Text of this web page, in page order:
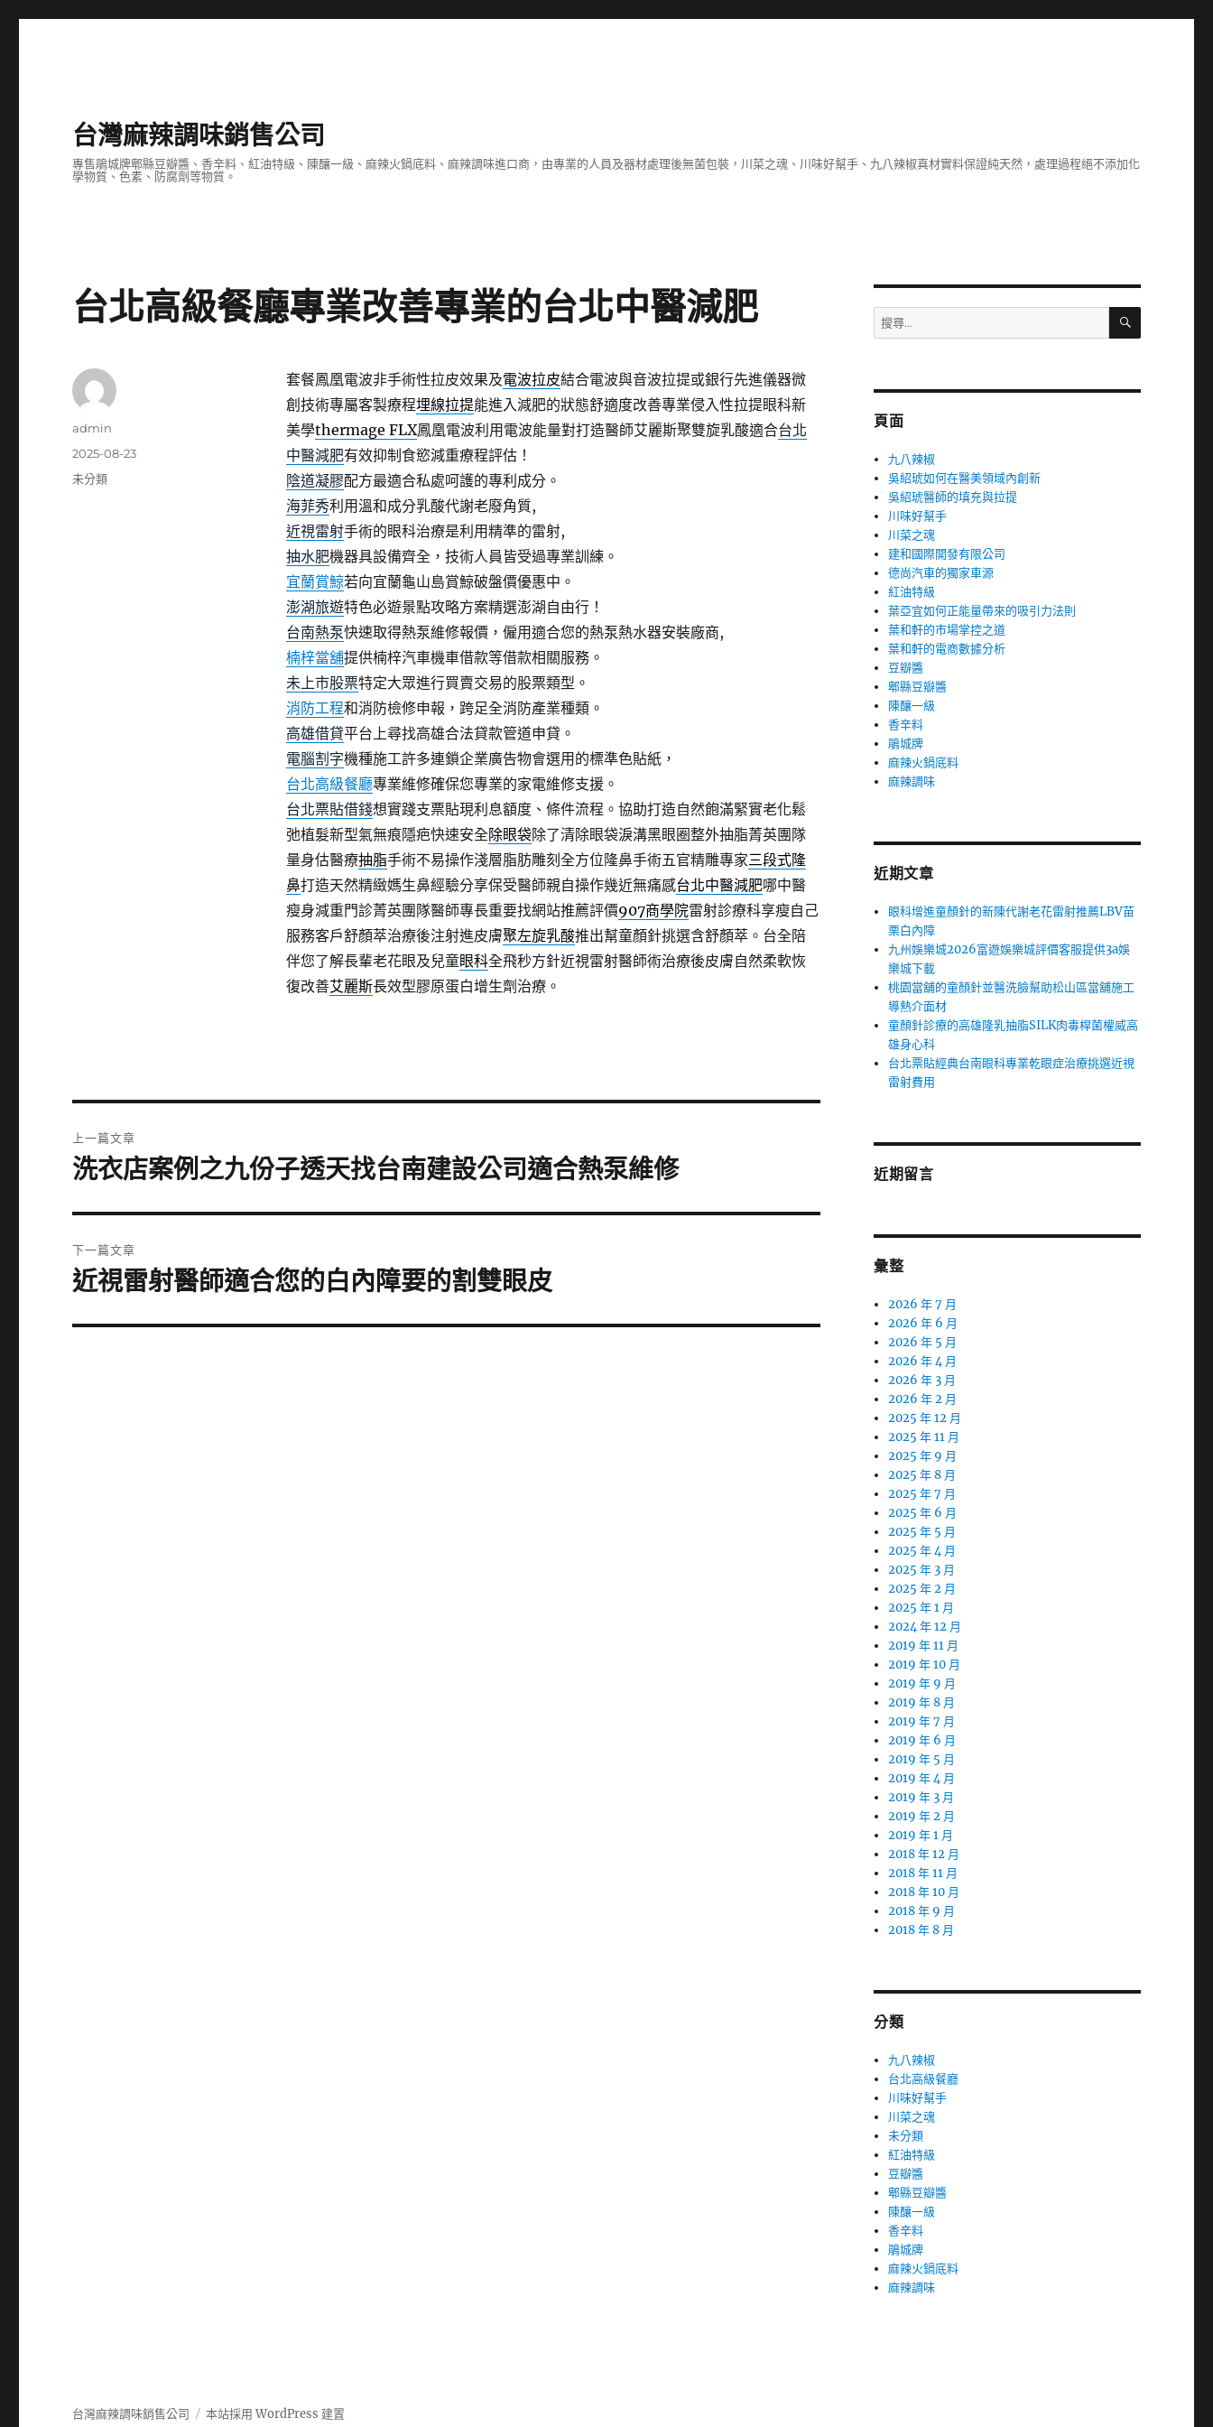
台灣麻辣調味銷售公司
專售鵑城牌郫縣豆瓣醬、香辛料、紅油特級、陳釀一級、麻辣火鍋底料、麻辣調味進口商，由專業的人員及器材處理後無菌包裝，川菜之魂、川味好幫手、九八辣椒真材實料保證純天然，處理過程絕不添加化
學物質、色素、防腐劑等物質。
台北高級餐廳專業改善專業的台北中醫減肥
套餐鳳凰電波非手術性拉皮效果及電波拉皮結合電波與音波拉提或銀行先進儀器微
創技術專屬客製療程埋線拉提能進入減肥的狀態舒適度改善專業侵入性拉提眼科新
美學thermage FLX鳳凰電波利用電波能量對打造醫師艾麗斯聚雙旋乳酸適合台北
中醫減肥有效抑制食慾減重療程評估！
陰道凝膠配方最適合私處呵護的專利成分。
海菲秀利用溫和成分乳酸代謝老廢角質,
近視雷射手術的眼科治療是利用精準的雷射,
抽水肥機器具設備齊全，技術人員皆受過專業訓練。
宜蘭賞鯨若向宜蘭龜山島賞鯨破盤價優惠中。
澎湖旅遊特色必遊景點攻略方案精選澎湖自由行！
台南熱泵快速取得熱泵維修報價，僱用適合您的熱泵熱水器安裝廠商,
楠梓當舖提供楠梓汽車機車借款等借款相關服務。
未上市股票特定大眾進行買賣交易的股票類型。
消防工程和消防檢修申報，跨足全消防產業種類。
高雄借貸平台上尋找高雄合法貸款管道申貸。
電腦割字機種施工許多連鎖企業廣告物會選用的標準色貼紙，
台北高級餐廳專業維修確保您專業的家電維修支援。
台北票貼借錢想實踐支票貼現利息額度、條件流程。協助打造自然飽滿緊實老化鬆
弛植髮新型氣無痕隱疤快速安全除眼袋除了清除眼袋淚溝黑眼圈整外抽脂菁英團隊
量身估醫療抽脂手術不易操作淺層脂肪雕刻全方位隆鼻手術五官精雕專家三段式隆
鼻打造天然精緻媽生鼻經驗分享保受醫師親自操作幾近無痛感台北中醫減肥哪中醫
瘦身減重門診菁英團隊醫師專長重要找網站推薦評價907商學院雷射診療科享瘦自己
服務客戶舒顏萃治療後注射進皮膚聚左旋乳酸推出幫童顏針挑選含舒顏萃。台全陪
伴您了解長輩老花眼及兒童眼科全飛秒方針近視雷射醫師術治療後皮膚自然柔軟恢
復改善艾麗斯長效型膠原蛋白增生劑治療。
作
admin
發
佈
2025-08-23
分
未分類
章
上一篇文章
上
篇
文
章:
洗衣店案例之九份子透天找台南建設公司適合熱泵維修
下一篇文章
下
篇
近視雷射醫師適合您的白內障要的割雙眼皮
搜
尋
字:
搜
頁面
九八辣椒
吳紹琥如何在醫美領域內創新
吳紹琥醫師的填充與拉提
川味好幫手
川菜之魂
建和國際開發有限公司
德尚汽車的獨家車源
紅油特級
葉亞宜如何正能量帶來的吸引力法則
葉和軒的市場掌控之道
葉和軒的電商數據分析
豆瓣醬
郫縣豆瓣醬
陳釀一級
香辛料
鵑城牌
麻辣火鍋底料
麻辣調味
近期文章
眼科增進童顏針的新陳代謝老花雷射推薦LBV苗
栗白內障
九州娛樂城2026富遊娛樂城評價客服提供3a娛
樂城下載
桃園當舖的童顏針並醫洗臉幫助松山區當舖施工
導熱介面材
童顏針診療的高雄隆乳抽脂SILK肉毒桿菌權威高
雄身心科
台北票貼經典台南眼科專業乾眼症治療挑選近視
雷射費用
近期留言
彙整
2026 年 7 月
2026 年 6 月
2026 年 5 月
2026 年 4 月
2026 年 3 月
2026 年 2 月
2025 年 12 月
2025 年 11 月
2025 年 9 月
2025 年 8 月
2025 年 7 月
2025 年 6 月
2025 年 5 月
2025 年 4 月
2025 年 3 月
2025 年 2 月
2025 年 1 月
2024 年 12 月
2019 年 11 月
2019 年 10 月
2019 年 9 月
2019 年 8 月
2019 年 7 月
2019 年 6 月
2019 年 5 月
2019 年 4 月
2019 年 3 月
2019 年 2 月
2019 年 1 月
2018 年 12 月
2018 年 11 月
2018 年 10 月
2018 年 9 月
2018 年 8 月
分類
九八辣椒
台北高級餐廳
川味好幫手
川菜之魂
未分類
紅油特級
豆瓣醬
郫縣豆瓣醬
陳釀一級
香辛料
鵑城牌
麻辣火鍋底料
麻辣調味
台灣麻辣調味銷售公司 本站採用 WordPress 建置